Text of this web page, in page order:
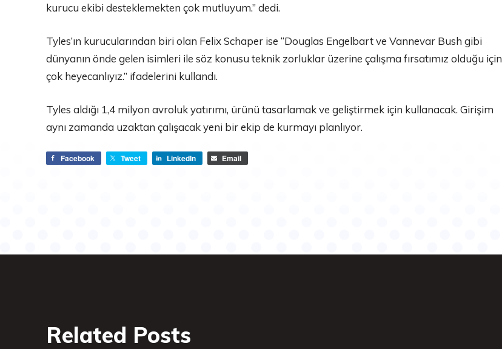
kurucu ekibi desteklemekten çok mutluyum.” dedi.
Tyles’ın kurucularından biri olan Felix Schaper ise “Douglas Engelbart ve Vannevar Bush gibi
dünyanın önde gelen isimleri ile söz konusu teknik zorluklar üzerine çalışma fırsatımız olduğu için
çok heyecanlıyız.” ifadelerini kullandı.
Tyles aldığı 1,4 milyon avroluk yatırımı, ürünü tasarlamak ve geliştirmek için kullanacak. Girişim
aynı zamanda uzaktan çalışacak yeni bir ekip de kurmayı planlıyor.
Facebook Tweet LinkedIn Email
Related Posts